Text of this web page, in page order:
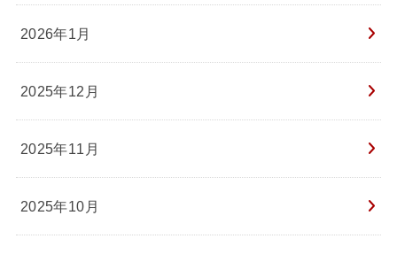
2026年1月
2025年12月
2025年11月
2025年10月